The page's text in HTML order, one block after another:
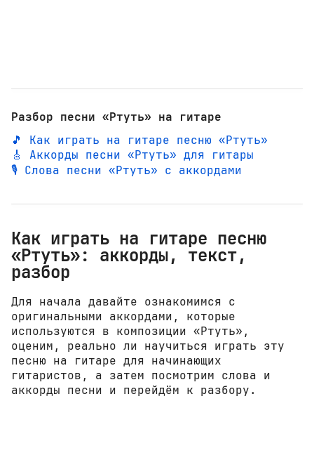
Разбор песни «Ртуть» на гитаре
🎵 Как играть на гитаре песню «Ртуть»
🎸 Аккорды песни «Ртуть» для гитары
🎙️ Слова песни «Ртуть» с аккордами
Как играть на гитаре песню
«Ртуть»: аккорды, текст,
разбор
Для начала давайте ознакомимся с
оригинальными аккордами, которые
используются в композиции «Ртуть»,
оценим, реально ли научиться играть эту
песню на гитаре для начинающих
гитаристов, а затем посмотрим слова и
аккорды песни и перейдём к разбору.